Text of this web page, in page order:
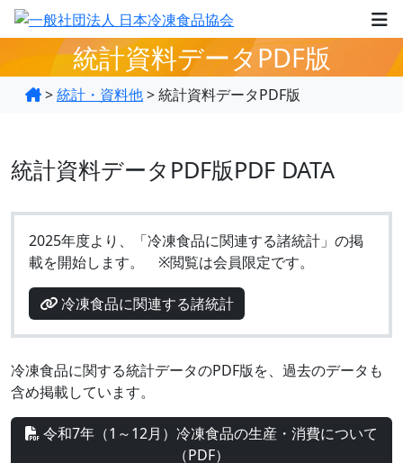
統計資料データPDF版
>統計・資料他>統計資料データPDF版
統計資料データPDF版PDF DATA
2025年度より、「冷凍食品に関連する諸統計」の掲
載を開始します。 ※閲覧は会員限定です。
冷凍食品に関連する諸統計
冷凍食品に関する統計データのPDF版を、過去のデータも
含め掲載しています。
令和7年（1～12月）冷凍食品の生産・消費について
（PDF）